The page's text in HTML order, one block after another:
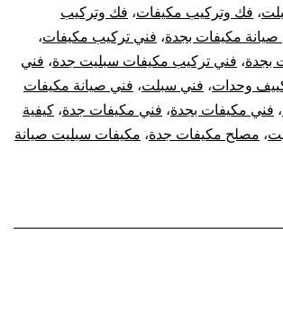
، فك وتركيب مكيفات، فك وتركيب
صيانة مكيفات بجدة، فني تركيب مكيفات،
بجدة، فني تركيب مكيفات سبليت جدة، فني
وحدات، فني سبلت، فني صيانة مكيفات
، فني مكيفات بجدة، فني مكيفات جدة، كيفية
، مصلح مكيفات جدة، مكيفات سبليت صيانة